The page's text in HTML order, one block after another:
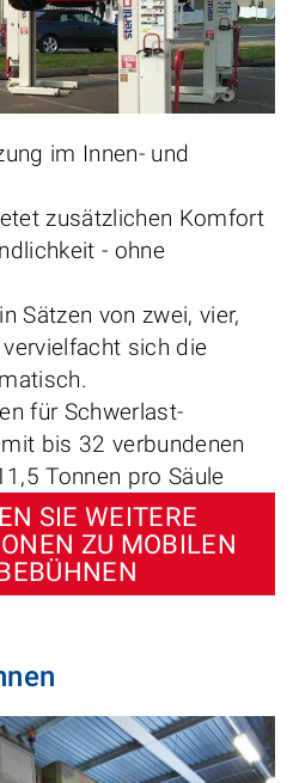
im Innen- und
zusätzlichen Komfort
- ohne
Sätzen von zwei, vier,
sich die
für Schwerlast-
bis 32 verbundenen
Tonnen pro Säule
SIE WEITERE
ZU MOBILEN